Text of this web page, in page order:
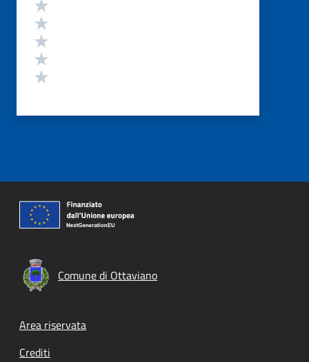
Comune di Ottaviano
Footer menu
Area riservata
Crediti